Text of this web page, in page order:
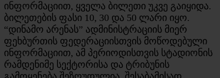
ინფორმაციით, ყველა ბილეთი უკვე გაიყიდა.
ბილეთების ფასი 10, 30 და 50 ლარი იყო.
“დინამო არენას” ადმინისტრაციის მიერ
ფეხბურთის ფედერაციისთვის მოწოდებული
ინფორმაციით, ამ პერიოდისთვის სტადიონის
რამდენიმე სექტორისა და ტრიბუნის